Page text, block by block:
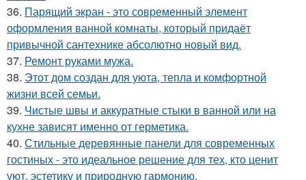
36. Парящий экран - это современный элемент
оформления ванной комнаты, который придаёт
привычной сантехнике абсолютно новый вид.
37. Ремонт руками мужа.
38. Этот дом создан для уюта, тепла и комфортной
жизни всей семьи.
39. Чистые швы и аккуратные стыки в ванной или на
кухне зависят именно от герметика.
40. Стильные деревянные панели для современных
гостиных - это идеальное решение для тех, кто ценит
уют, эстетику и природную гармонию.